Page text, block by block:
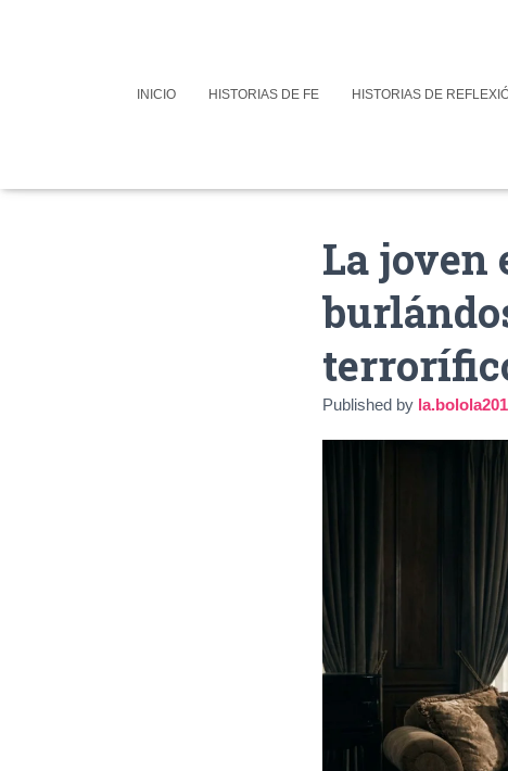
INICIO HISTORIAS DE FE HISTORIAS DE
La joven
Published by